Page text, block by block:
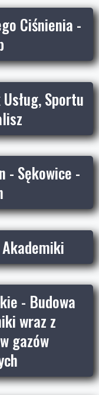
Ciśnienia -
Sportu
- Sękowice -
- Budowa
wraz z
gazów